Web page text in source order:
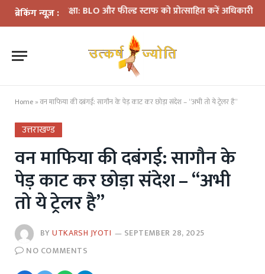
ब्रेकिंग न्यूज़ :
समीक्षा: BLO और फील्ड स्टाफ को प्रोत्साहित करें अधिकारी—मुख्य
Home »वन माफिया की दबंगई: सागौन के पेड़ काट कर छोड़ा संदेश – “अभी तो ये ट्रेलर है”
उत्तराखण्ड
वन माफिया की दबंगई: सागौन के
पेड़ काट कर छोड़ा संदेश – “अभी
तो ये ट्रेलर है”
BYUTKARSH JYOTI
SEPTEMBER 28, 2025
NO COMMENTS